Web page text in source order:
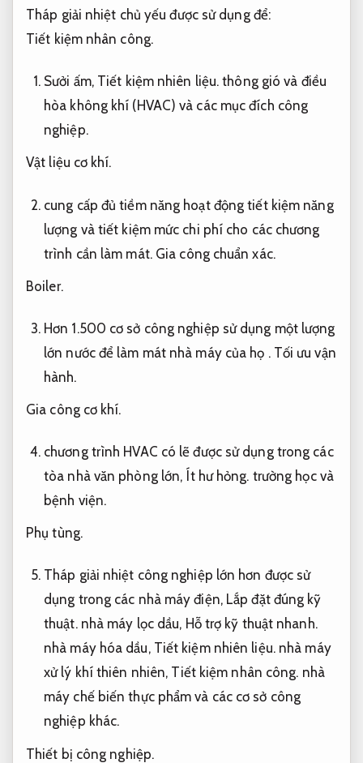
Tháp giải nhiệt chủ yếu được sử dụng để:
Tiết kiệm nhân công.
Sưởi ấm, Tiết kiệm nhiên liệu. thông gió và điều
hòa không khí (HVAC) và các mục đích công
nghiệp.
Vật liệu cơ khí.
cung cấp đủ tiềm năng hoạt động tiết kiệm năng
lượng và tiết kiệm mức chi phí cho các chương
trình cần làm mát. Gia công chuẩn xác.
Boiler.
Hơn 1.500 cơ sở công nghiệp sử dụng một lượng
lớn nước để làm mát nhà máy của họ . Tối ưu vận
hành.
Gia công cơ khí.
chương trình HVAC có lẽ được sử dụng trong các
tòa nhà văn phòng lớn, Ít hư hỏng. trường học và
bệnh viện.
Phụ tùng.
Tháp giải nhiệt công nghiệp lớn hơn được sử
dụng trong các nhà máy điện, Lắp đặt đúng kỹ
thuật.nhà máy lọc dầu, Hỗ trợ kỹ thuật nhanh.
nhà máy hóa dầu, Tiết kiệm nhiên liệu.nhà máy
xử lý khí thiên nhiên, Tiết kiệm nhân công. nhà
máy chế biến thực phẩm và các cơ sở công
nghiệp khác.
Thiết bị công nghiệp.